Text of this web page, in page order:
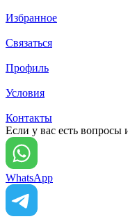
Избранное
Связаться
Профиль
Условия
Контакты
Если у вас есть
WhatsApp